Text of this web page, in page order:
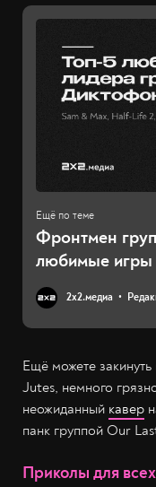
Фронтмен
любимые игры
2х2.медиа
Ещё можете
Jutes, немного
неожиданный кавер
панк группой Our
Приколы для